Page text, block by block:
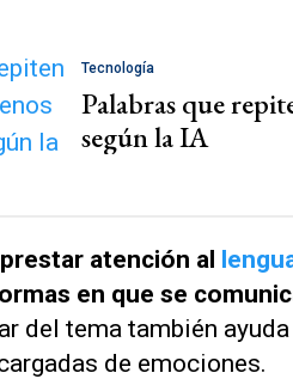
Tecnología
Palabras que
según la IA
atención al
en que se
del tema también
de emociones.